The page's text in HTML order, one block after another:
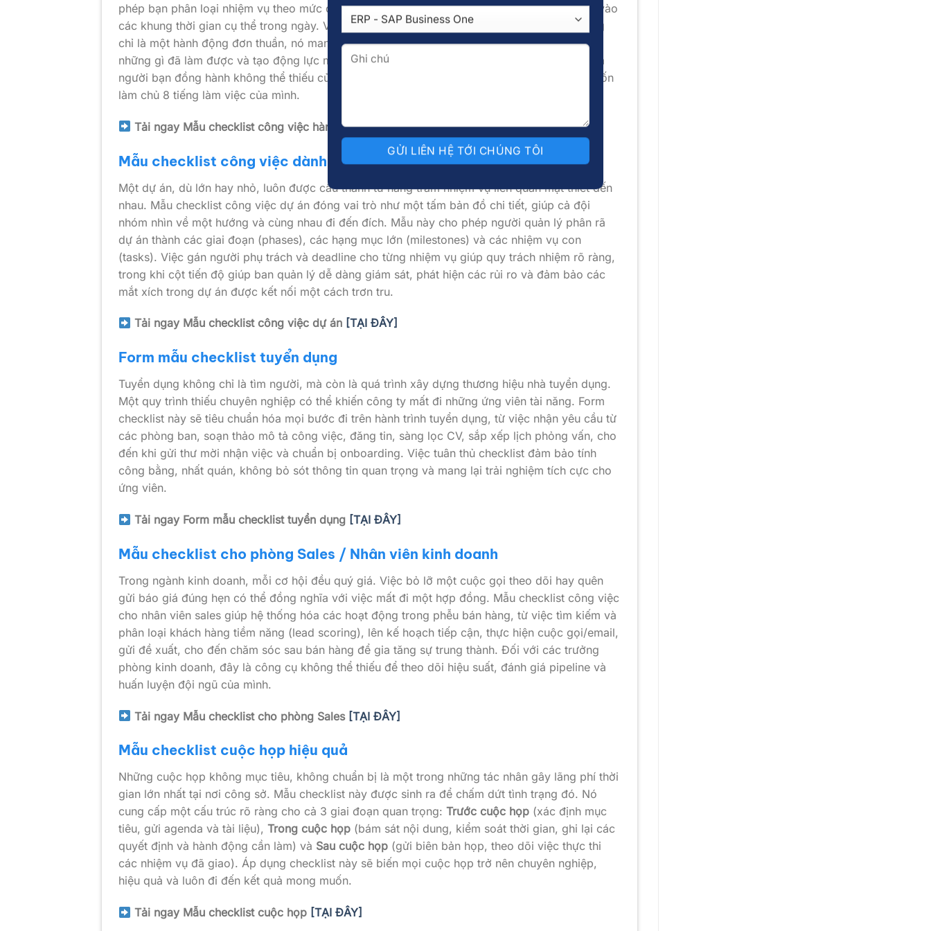
phép bạn phân loại nhiệm vụ theo mức độ ưu tiên (theo ma trận Eisenhower) hoặc phân bổ vào
các khung thời gian cụ thể trong ngày. Việc đánh dấu “hoàn thành” vào mỗi cuối ngày không
chỉ là một hành động đơn thuần, nó mang lại cảm giác thành tựu, giúp bạn nhìn nhận rõ ràng
những gì đã làm được và tạo động lực mạnh mẽ cho ngày làm việc tiếp theo. Công cụ này là
người bạn đồng hành không thể thiếu của nhân viên văn phòng, freelancer, hay bất kỳ ai muốn
làm chủ 8 tiếng làm việc của mình.
Tải ngay Mẫu checklist công việc hàng ngày[TẠI ĐÂY]
Mẫu checklist công việc dành cho dự án
Một dự án, dù lớn hay nhỏ, luôn được cấu thành từ hàng trăm nhiệm vụ liên quan mật thiết đến
nhau. Mẫu checklist công việc dự án đóng vai trò như một tấm bản đồ chi tiết, giúp cả đội
nhóm nhìn về một hướng và cùng nhau đi đến đích. Mẫu này cho phép người quản lý phân rã
dự án thành các giai đoạn (phases), các hạng mục lớn (milestones) và các nhiệm vụ con
(tasks). Việc gán người phụ trách và deadline cho từng nhiệm vụ giúp quy trách nhiệm rõ ràng,
trong khi cột tiến độ giúp ban quản lý dễ dàng giám sát, phát hiện các rủi ro và đảm bảo các
mắt xích trong dự án được kết nối một cách trơn tru.
Tải ngay Mẫu checklist công việc dự án [TẠI ĐÂY]
Form mẫu checklist tuyển dụng
Tuyển dụng không chỉ là tìm người, mà còn là quá trình xây dựng thương hiệu nhà tuyển dụng.
Một quy trình thiếu chuyên nghiệp có thể khiến công ty mất đi những ứng viên tài năng. Form
checklist này sẽ tiêu chuẩn hóa mọi bước đi trên hành trình tuyển dụng, từ việc nhận yêu cầu từ
các phòng ban, soạn thảo mô tả công việc, đăng tin, sàng lọc CV, sắp xếp lịch phỏng vấn, cho
đến khi gửi thư mời nhận việc và chuẩn bị onboarding. Việc tuân thủ checklist đảm bảo tính
công bằng, nhất quán, không bỏ sót thông tin quan trọng và mang lại trải nghiệm tích cực cho
ứng viên.
Tải ngay Form mẫu checklist tuyển dụng [TẠI ĐÂY]
Mẫu checklist cho phòng Sales / Nhân viên kinh doanh
Trong ngành kinh doanh, mỗi cơ hội đều quý giá. Việc bỏ lỡ một cuộc gọi theo dõi hay quên
gửi báo giá đúng hẹn có thể đồng nghĩa với việc mất đi một hợp đồng. Mẫu checklist công việc
cho nhân viên sales giúp hệ thống hóa các hoạt động trong phễu bán hàng, từ việc tìm kiếm và
phân loại khách hàng tiềm năng (lead scoring), lên kế hoạch tiếp cận, thực hiện cuộc gọi/email,
gửi đề xuất, cho đến chăm sóc sau bán hàng để gia tăng sự trung thành. Đối với các trưởng
phòng kinh doanh, đây là công cụ không thể thiếu để theo dõi hiệu suất, đánh giá pipeline và
huấn luyện đội ngũ của mình.
Tải ngay Mẫu checklist cho phòng Sales [TẠI ĐÂY]
Mẫu checklist cuộc họp hiệu quả
Những cuộc họp không mục tiêu, không chuẩn bị là một trong những tác nhân gây lãng phí thời
gian lớn nhất tại nơi công sở. Mẫu checklist này được sinh ra để chấm dứt tình trạng đó. Nó
cung cấp một cấu trúc rõ ràng cho cả 3 giai đoạn quan trọng: Trước cuộc họp (xác định mục
tiêu, gửi agenda và tài liệu), Trong cuộc họp (bám sát nội dung, kiểm soát thời gian, ghi lại các
quyết định và hành động cần làm) và Sau cuộc họp (gửi biên bản họp, theo dõi việc thực thi
các nhiệm vụ đã giao). Áp dụng checklist này sẽ biến mọi cuộc họp trở nên chuyên nghiệp,
hiệu quả và luôn đi đến kết quả mong muốn.
Tải ngay Mẫu checklist cuộc họp [TẠI ĐÂY]